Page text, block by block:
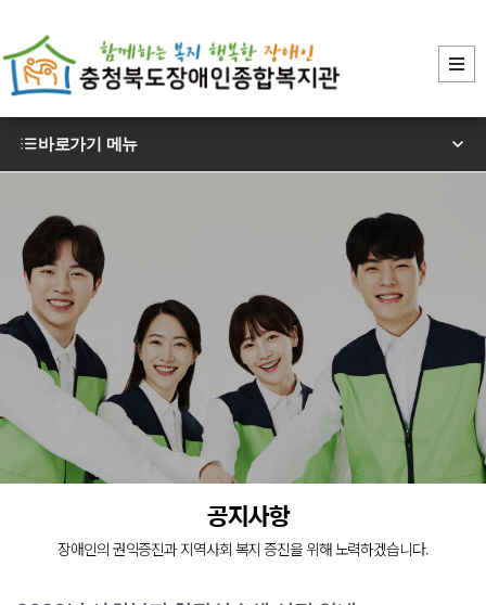
바로가기 메뉴
장애인의 복지증진
장애인 재활과 지역사회의 복지증진을 위해
늘 처음의 마음으로 함께 하겠습니다.
공지사항
장애인의 권익증진과 지역사회 복지 증진을 위해 노력하겠습니다.